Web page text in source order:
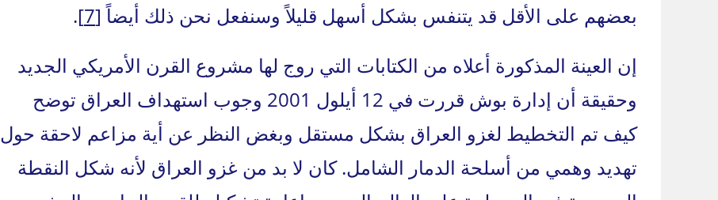
بعضهم على الأقل قد يتنفس بشكل أسهل قليلاً وسنفعل نحن ذلك أيضاً [7]
.
إن العينة المذكورة أعلاه من الكتابات التي روج لها مشروع القرن الأمريكي الجديد
وحقيقة أن إدارة بوش قررت في 12 أيلول 2001 وجوب استهداف العراق توضح
كيف تم التخطيط لغزو العراق بشكل مستقل وبغض النظر عن أية مزاعم لاحقة حول
تهديد وهمي من أسلحة الدمار الشامل. كان لا بد من غزو العراق لأنه شكل النقطة